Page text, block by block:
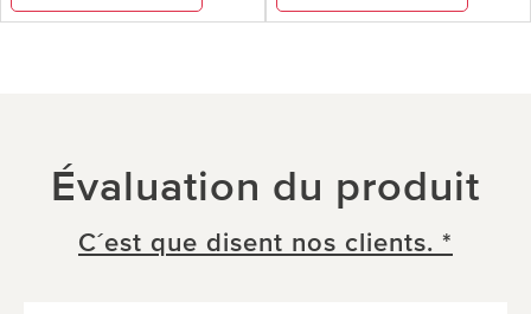
Évaluation du produit
C´est que disent nos clients. *